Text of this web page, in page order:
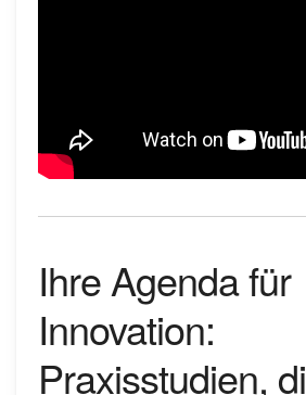
Ihre Agenda für
Innovation:
Praxisstudien,